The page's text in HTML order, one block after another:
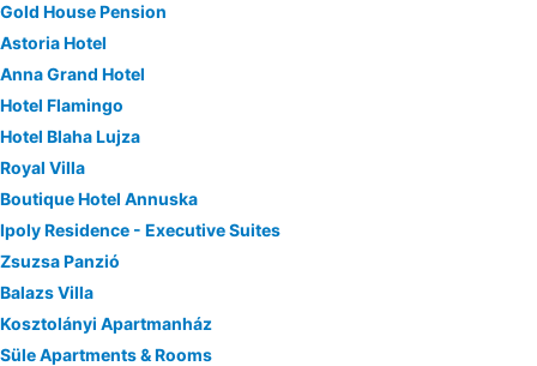
Gold House Pension
Astoria Hotel
Anna Grand Hotel
Hotel Flamingo
Hotel Blaha Lujza
Royal Villa
Boutique Hotel Annuska
Ipoly Residence - Executive Suites
Zsuzsa Panzió
Balazs Villa
Kosztolányi Apartmanház
Süle Apartments & Rooms